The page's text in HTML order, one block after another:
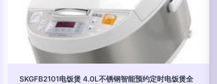
SKGFB2101电饭煲 4.0L不锈钢智能预约定时电饭煲全